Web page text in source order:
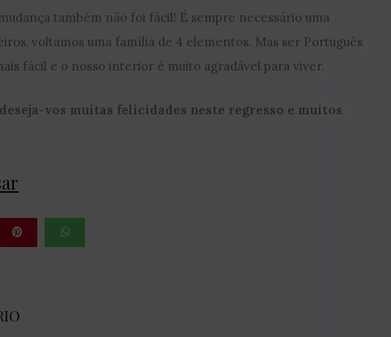
também não foi fácil! É sempre necessário uma
voltamos uma família de 4 elementos. Mas ser Português
fácil e o nosso interior é muito agradável para viver.
vos muitas felicidades neste regresso e muitos